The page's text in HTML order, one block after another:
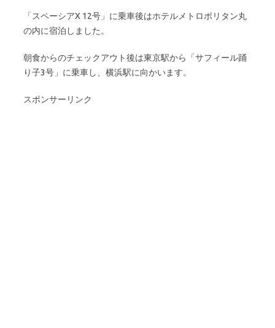
「スペーシアX 12号」に乗車後はホテルメトロポリタン丸
の内に宿泊しました。
朝食からのチェックアウト後は東京駅から「サフィール踊
り子3号」に乗車し、横浜駅に向かいます。
スポンサーリンク